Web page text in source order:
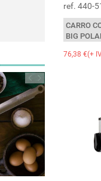
ref. 440-
CARRO
BIG
76,38 €(+